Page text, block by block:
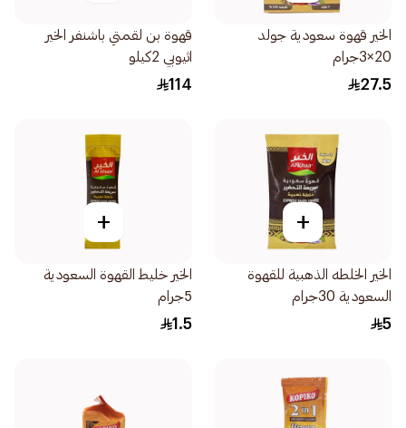
الخير قهوة سعودية جولد
20×3جرام
27.5
قهوة بن لقمتي باشنفر الخير
اثيوبي 2كيلو
114
+
الخير الخلطه الذهبية للقهوة
السعودية 30جرام
5
+
الخير خليط القهوة السعودية
5جرام
1.5